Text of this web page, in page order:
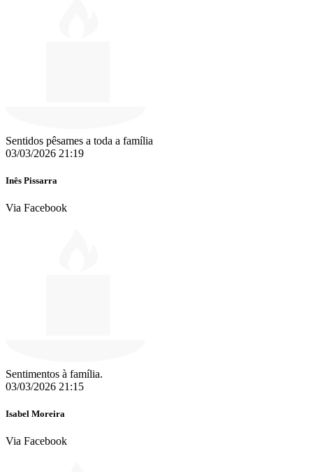
Sentidos pêsames a toda a família
03/03/2026 21:19
Inês Pissarra
Via Facebook
Sentimentos à família.
03/03/2026 21:15
Isabel Moreira
Via Facebook